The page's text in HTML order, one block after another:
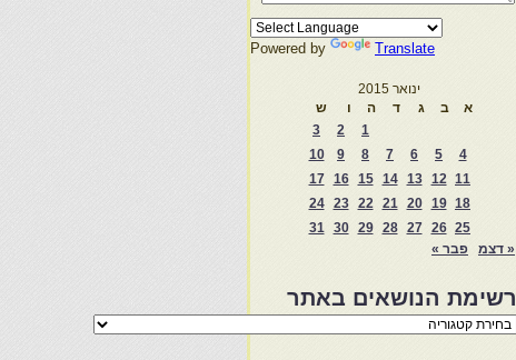
Powered by Translate
ינואר 2015
א
ב ג ד ה ו
ש
1
2
3
4
5
6
7
8
9
10
11
12
13
14
15
16
17
18
19
20
21
22
23
24
25
26
27
28
29
30
31
« דצמ
פבר »
רשימת הנושאים באתר
רשימת
הנושאים